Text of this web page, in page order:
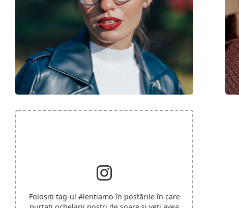
Folosiți tag-ul #lentiamo în postările în care